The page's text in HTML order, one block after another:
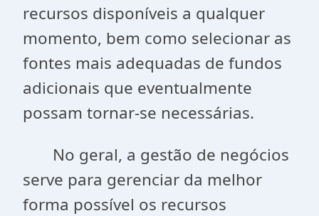
recursos disponíveis a qualquer
momento, bem como selecionar as
fontes mais adequadas de fundos
adicionais que eventualmente
possam tornar-se necessárias.
No geral, a gestão de negócios
serve para gerenciar da melhor
forma possível os recursos